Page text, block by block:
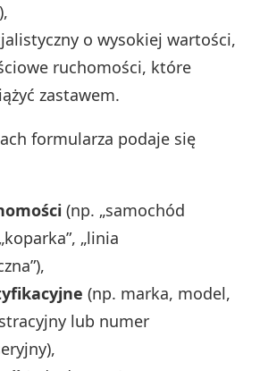
o wysokiej wartości,
ruchomości, które
zastawem.
formularza podaje się
(np. „samochód
„linia
(np. marka, model,
lub numer